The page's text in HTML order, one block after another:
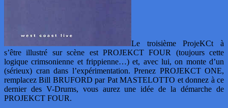
Le troisième ProjeKCt à
s’être illustré sur scène est PROJEKCT FOUR (toujours cette
logique crimsonienne et frippienne…) et, avec lui, on monte d’un
(sérieux) cran dans l’expérimentation. Prenez PROJEKCT ONE,
remplacez Bill BRUFORD par Pat MASTELOTTO et donnez à ce
dernier des V-Drums, vous aurez une idée de la démarche de
PROJEKCT FOUR.